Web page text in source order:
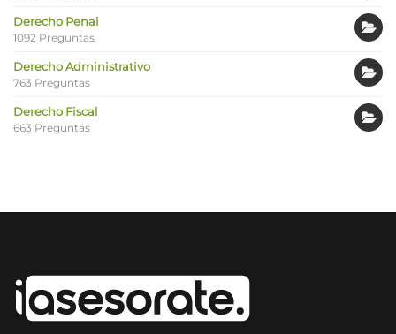
Derecho Penal
1092 Preguntas
Derecho Administrativo
763 Preguntas
Derecho Fiscal
663 Preguntas